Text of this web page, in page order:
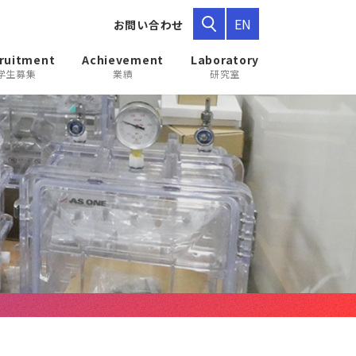
お問い合わせ EN
生募集
Achievement
業績
Laboratory
研究室